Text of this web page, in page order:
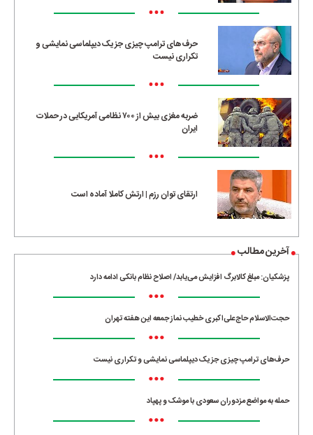
•••
حرف‌های ترامپ چیزی جز یک دیپلماسی نمایشی و
تکراری نیست
•••
ضربه مغزی بیش از ۷۰۰ نظامی آمریکایی در حملات
ایران
•••
ارتقای توان رزم | ارتش کاملا آماده است
آخرین مطالب
پزشکیان: مبلغ کالابرگ افزایش می‌یابد/ اصلاح نظام بانکی ادامه دارد
•••
حجت‌الاسلام حاج‌علی‌اکبری خطیب نماز جمعه این هفته تهران
•••
حرف‌های ترامپ چیزی جز یک دیپلماسی نمایشی و تکراری نیست
•••
حمله به مواضع مزدوران سعودی با موشک و پهپاد
•••